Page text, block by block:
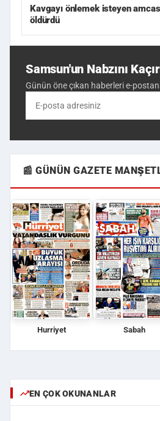
Kavgayı önlemek isteyen
öldürdü
Samsun'un Nabzını
Günün öne çıkan haberleri e-
📰 GÜNÜN GAZETE
Hurriyet Sabah
EN ÇOK OKUNANLAR